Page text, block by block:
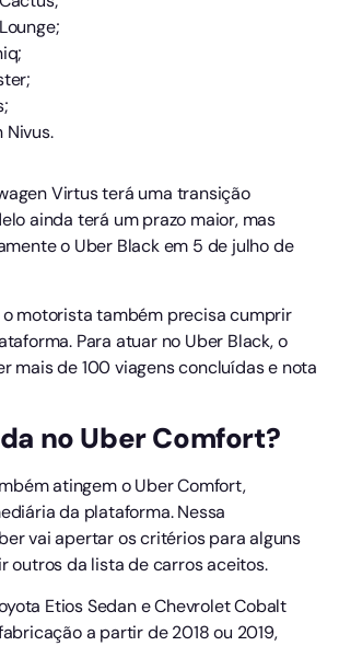
Nivus.
Virtus terá uma transição
ainda terá um prazo maior, mas
o Uber Black em 5 de julho de
o motorista também precisa cumprir
Para atuar no Uber Black, o
mais de 100 viagens concluídas e nota
no Uber Comfort?
atingem o Uber Comfort,
da plataforma. Nessa
vai apertar os critérios para alguns
outros da lista de carros aceitos.
Etios Sedan e Chevrolet Cobalt
a partir de 2018 ou 2019,